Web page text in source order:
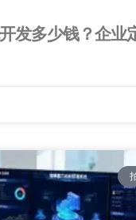
发多少钱？企业